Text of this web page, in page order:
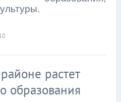
растет
образования